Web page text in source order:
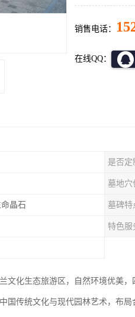
销售电话：
在线QQ：
是否定
墓地穴
晶石 墓碑特
特色服
文化生态旅游区，自然环境优美
国传统文化与现代园林艺术，布